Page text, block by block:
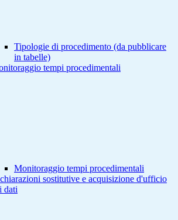
Tipologie di procedimento (da pubblicare
in tabelle)
tempi procedimentali
Monitoraggio tempi procedimentali
sostitutive e acquisizione d'ufficio
dati